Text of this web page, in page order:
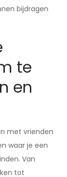
bijdragen
te
en
met vrienden
waar je een
Van
tot